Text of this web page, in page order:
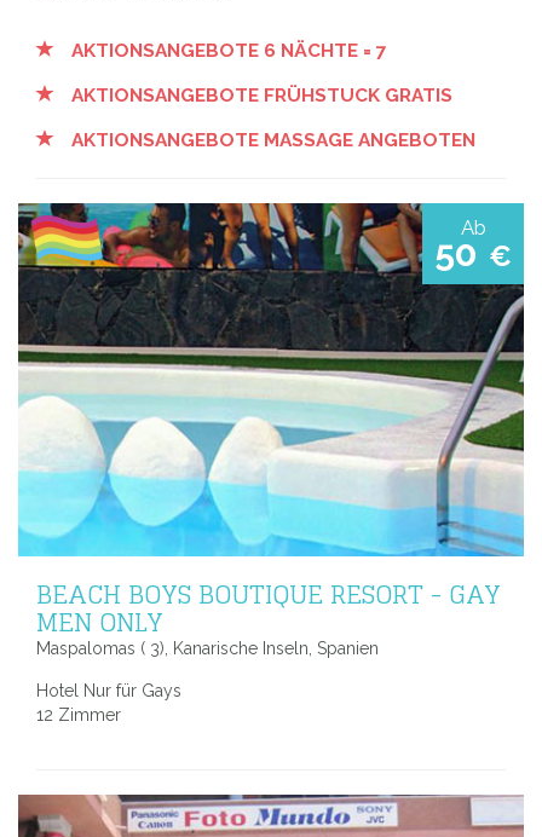
AKTIONSANGEBOTE 6 NÄCHTE = 7
AKTIONSANGEBOTE FRÜHSTUCK GRATIS
AKTIONSANGEBOTE MASSAGE ANGEBOTEN
Ab
50 €
BEACH BOYS BOUTIQUE RESORT - GAY
MEN ONLY
Maspalomas ( 3), Kanarische Inseln, Spanien
Hotel Nur für Gays
12 Zimmer